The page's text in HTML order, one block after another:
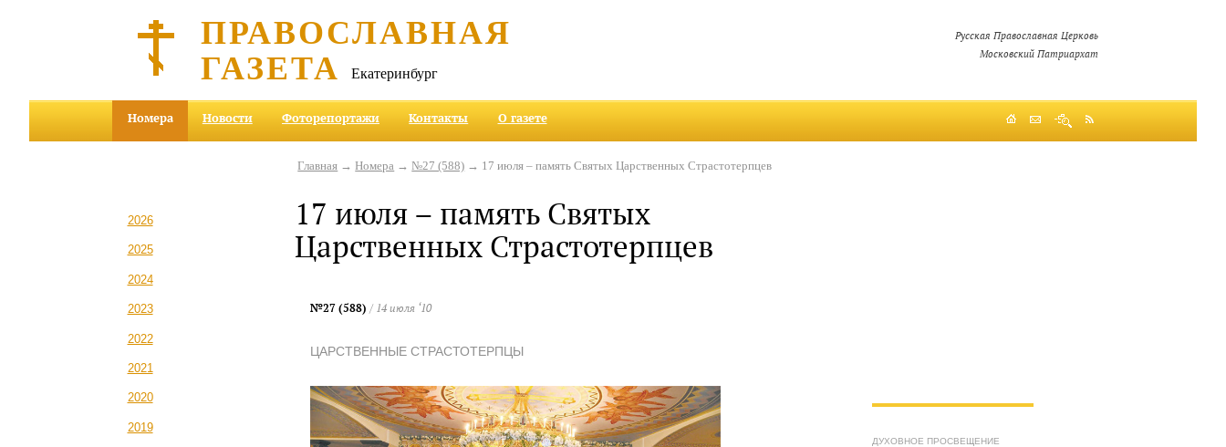
ПРАВОСЛАВНАЯ
ГАЗЕТА Екатеринбург
Русская Православная Церковь
Московский Патриархат
Номера Новости Фоторепортажи Контакты О газете
2026
2025
2024
2023
2022
2021
2020
2019
Главная →Номера →№27 (588) → 17 июля – память Святых Царственных Страстотерпцев
17 июля – память Святых
Царственных Страстотерпцев
№27 (588) / 14 июля ‘10
ЦАРСТВЕННЫЕ СТРАСТОТЕРПЦЫ
ДУХОВНОЕ ПРОСВЕЩЕНИЕ